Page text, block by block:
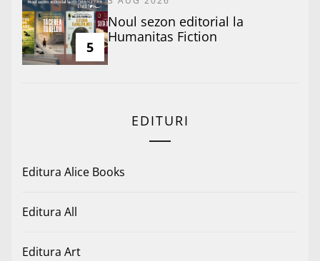
5
​Noul sezon editorial la
Humanitas Fiction
EDITURI
Editura Alice Books
Editura All
Editura Art